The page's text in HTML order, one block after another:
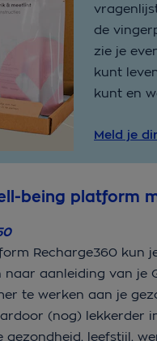
de
zie je
kunt
kunt en
Meld je
being platform
Recharge360 kun
aanleiding van je
te werken aan je
(nog) lekkerder
gezondheid, leefstijl,